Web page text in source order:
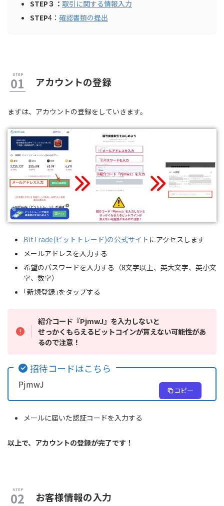
STEP３： 取引に関する情報入力
STEP4： 確認書類の提出
アカウントの登録
まずは、アカウントの登録をしていきます。
BitTrade(ビットトレード)の公式サイト にアクセスします
メールアドレスを入力する
希望のパスワードを入力する（8文字以上、英大文字、英小文
字、数字）
｢新規登録｣をタップする
紹介コード『PjmwJ』を入力しないと
せっかくもらえるビットコインが貰えない可能性があ
るので注意！
招待コードはこちら
PjmwJ
コピー
メールに届いた認証コードを入力する
以上で、アカウントの登録が完了です！
お客様情報の入力